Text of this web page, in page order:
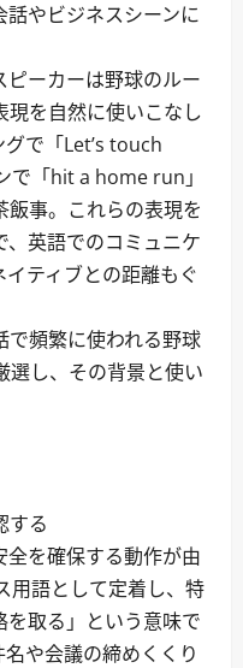
やビジネスシーンに
ーカーは野球のルー
現を自然に使いこなし
で「Let’s touch
で「hit a home run」
飯事。これらの表現を
英語でのコミュニケ
ティブとの距離もぐ
で頻繁に使われる野球
選し、その背景と使い
する
全を確保する動作が由
用語として定着し、特
を取る」という意味で
や会議の締めくくり